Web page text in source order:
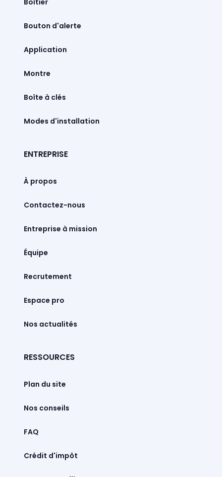
Boîtier
Bouton d'alerte
Montre
Boîte à clés
Modes d'installation
ENTREPRISE
À propos
Contactez-nous
Entreprise à mission
Équipe
Recrutement
Espace pro
Nos actualités
RESSOURCES
Plan du site
Nos conseils
FAQ
Crédit d'impôt